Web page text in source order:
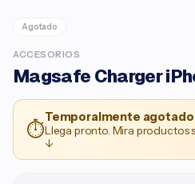
Agotado
ACCESORIOS
Magsafe Charger
⏱
Temporalmente agotado
Llega pronto. Mira productos
↓